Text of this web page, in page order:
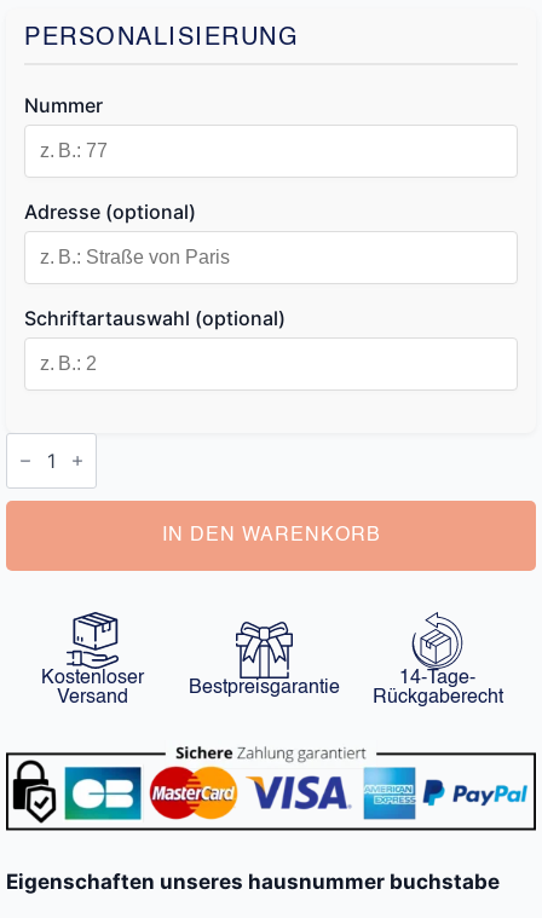
PERSONALISIERUNG
Nummer
Adresse (optional)
Schriftartauswahl (optional)
Hausnummer
Buchstabe
IN DEN WARENKORB
Kostenloser
Versand
Bestpreisgarantie
14-Tage-
Rückgaberecht
Eigenschaften unseres hausnummer buchstabe